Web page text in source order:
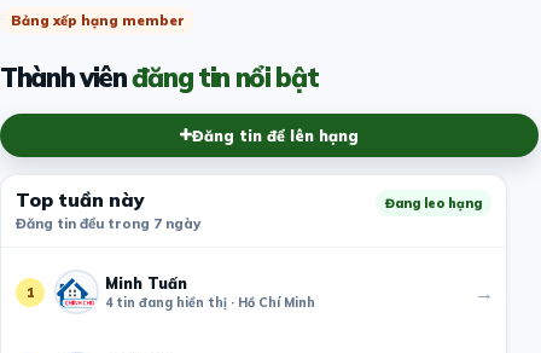
Bảng xếp hạng member
Thành viênđăng tin nổi bật
Đăng tin để lên hạng
Top tuần này
Đăng tin đều trong 7 ngày
Đang leo hạng
1 Minh Tuấn
4 tin đang hiển thị · Hồ Chí Minh →